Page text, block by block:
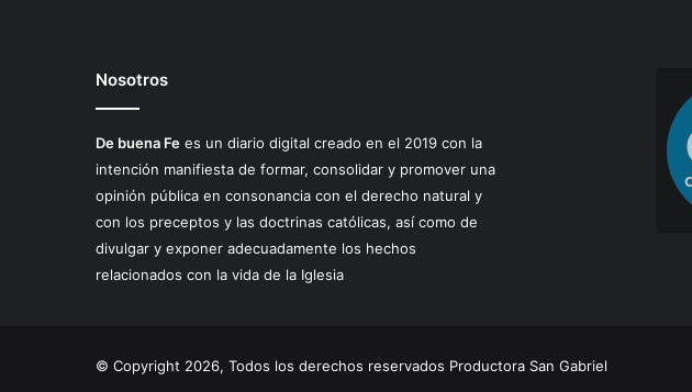
Nosotros
De buena Fe es un diario digital creado en el 2019 con la
intención manifiesta de formar, consolidar y promover una
opinión pública en consonancia con el derecho natural y
con los preceptos y las doctrinas católicas, así como de
divulgar y exponer adecuadamente los hechos
relacionados con la vida de la Iglesia
© Copyright 2026, Todos los derechos reservados Productora San Gabriel